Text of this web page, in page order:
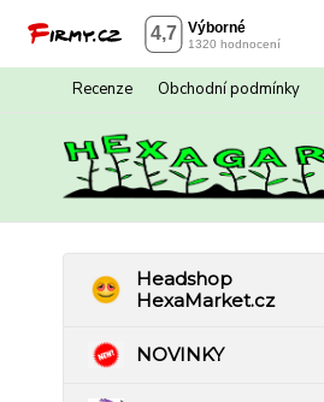
Recenze Obchodní podmínky
Headshop
HexaMarket.cz
NOVINKY